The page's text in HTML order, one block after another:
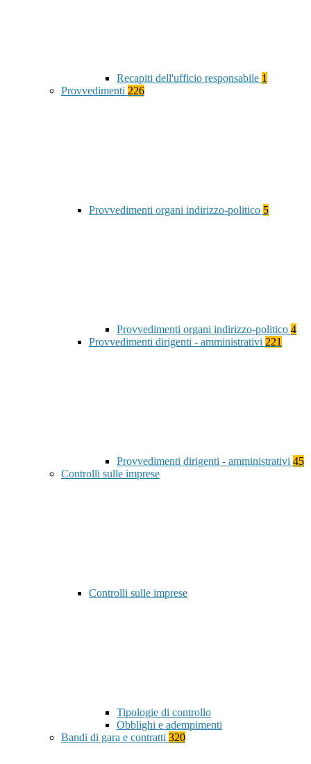
Recapiti dell'ufficio responsabile 1
Provvedimenti 226
Provvedimenti organi indirizzo-politico 5
Provvedimenti organi indirizzo-politico 4
Provvedimenti dirigenti - amministrativi 221
Provvedimenti dirigenti - amministrativi 45
Controlli sulle imprese
Controlli sulle imprese
Tipologie di controllo
Obblighi e adempimenti
Bandi di gara e contratti 320